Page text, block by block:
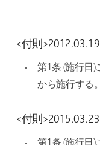
<付則>2012.03.19
第1条 (施行日)
から施行する。
<付則>2015.03.23